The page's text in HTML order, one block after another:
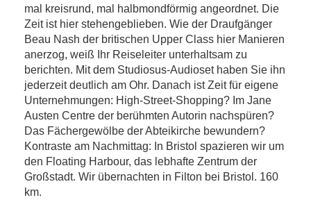
mal kreisrund, mal halbmondförmig angeordnet. Die
Zeit ist hier stehengeblieben. Wie der Draufgänger
Beau Nash der britischen Upper Class hier Manieren
anerzog, weiß Ihr Reiseleiter unterhaltsam zu
berichten. Mit dem Studiosus-Audioset haben Sie ihn
jederzeit deutlich am Ohr. Danach ist Zeit für eigene
Unternehmungen: High-Street-Shopping? Im Jane
Austen Centre der berühmten Autorin nachspüren?
Das Fächergewölbe der Abteikirche bewundern?
Kontraste am Nachmittag: In Bristol spazieren wir um
den Floating Harbour, das lebhafte Zentrum der
Großstadt. Wir übernachten in Filton bei Bristol. 160
km.